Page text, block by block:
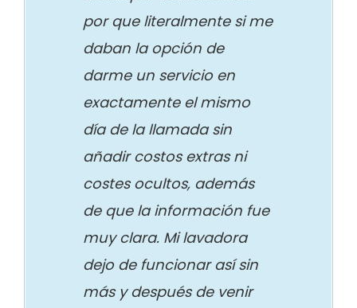
por que literalmente si me
daban la opción de
darme un servicio en
exactamente el mismo
día de la llamada sin
añadir costos extras ni
costes ocultos, además
de que la información fue
muy clara. Mi lavadora
dejo de funcionar así sin
más y después de venir